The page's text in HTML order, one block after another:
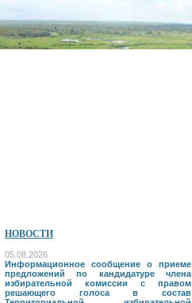
НОВОСТИ
05.08.2026
Информационное сообщение о приеме
предложений по кандидатуре члена
избирательной комиссии с правом
решающего голоса в состав